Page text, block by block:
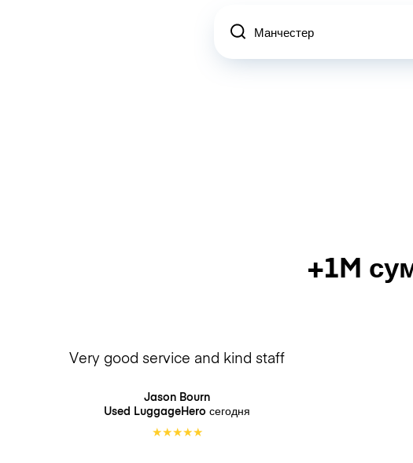
Location
+1M
Very good service and kind staff
Jason Bourn
Used LuggageHero сегодня
★★★★★